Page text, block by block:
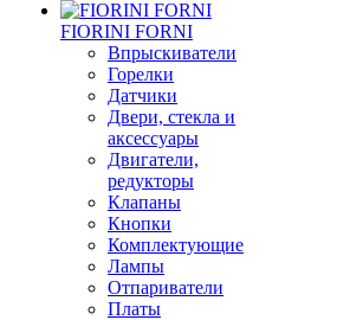
FIORINI FORNI
Впрыскиватели
Горелки
Датчики
Двери, стекла и
аксессуары
Двигатели,
редукторы
Клапаны
Кнопки
Комплектующие
Лампы
Отпариватели
Платы